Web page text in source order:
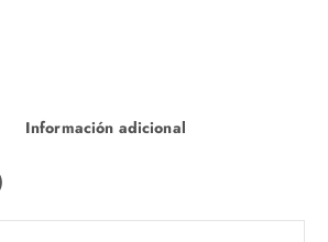
Información adicional